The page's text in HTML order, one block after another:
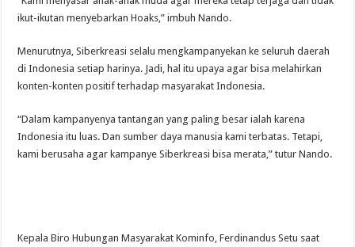
ikut-ikutan menyebarkan Hoaks,” imbuh Nando.
Menurutnya, Siberkreasi selalu mengkampanyekan ke seluruh daerah
di Indonesia setiap harinya. Jadi, hal itu upaya agar bisa melahirkan
konten-konten positif terhadap masyarakat Indonesia.
“Dalam kampanyenya tantangan yang paling besar ialah karena
Indonesia itu luas. Dan sumber daya manusia kami terbatas. Tetapi,
kami berusaha agar kampanye Siberkreasi bisa merata,” tutur Nando.
Kepala Biro Hubungan Masyarakat Kominfo, Ferdinandus Setu saat